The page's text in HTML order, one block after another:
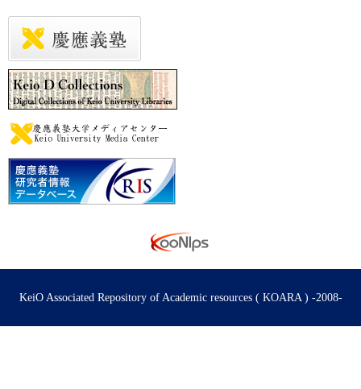
KeiO Associated Repository of Academic resources ( KOARA ) -2008-